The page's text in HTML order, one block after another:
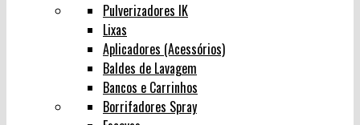
Pulverizadores IK
Lixas
Aplicadores (Acessórios)
Baldes de Lavagem
Bancos e Carrinhos
Borrifadores Spray